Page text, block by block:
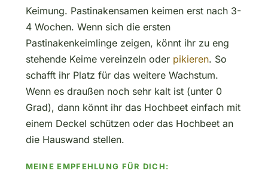
Keimung. Pastinakensamen keimen erst nach 3-
4 Wochen. Wenn sich die ersten
Pastinakenkeimlinge zeigen, könnt ihr zu eng
stehende Keime vereinzeln oder pikieren. So
schafft ihr Platz für das weitere Wachstum.
Wenn es draußen noch sehr kalt ist (unter 0
Grad), dann könnt ihr das Hochbeet einfach mit
einem Deckel schützen oder das Hochbeet an
die Hauswand stellen.